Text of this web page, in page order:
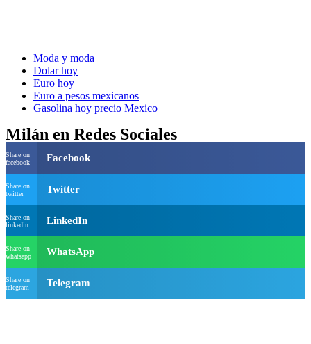
Moda y moda
Dolar hoy
Euro hoy
Euro a pesos mexicanos
Gasolina hoy precio Mexico
Milán en Redes Sociales
Share on
facebook
Facebook
Share on
twitter
Twitter
Share on
linkedin
LinkedIn
Share on
whatsapp
WhatsApp
Share on
telegram
Telegram